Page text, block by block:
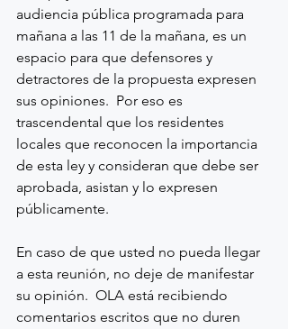
audiencia pública programada para
mañana a las 11 de la mañana, es un
espacio para que defensores y
detractores de la propuesta expresen
sus opiniones.  Por eso es
trascendental que los residentes
locales que reconocen la importancia
de esta ley y consideran que debe ser
aprobada, asistan y lo expresen
públicamente.
En caso de que usted no pueda llegar
a esta reunión, no deje de manifestar
su opinión.  OLA está recibiendo
comentarios escritos que no duren